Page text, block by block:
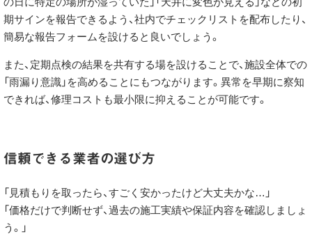
期サインを報告できるよう、社内でチェックリストを配布したり、
簡易な報告フォームを設けると良いでしょう。
また、定期点検の結果を共有する場を設けることで、施設全体での
「雨漏り意識」を高めることにもつながります。異常を早期に察知
できれば、修理コストも最小限に抑えることが可能です。
信頼できる業者の選び方
「見積もりを取ったら、すごく安かったけど大丈夫かな…」
「価格だけで判断せず、過去の施工実績や保証内容を確認しましょ
う。」